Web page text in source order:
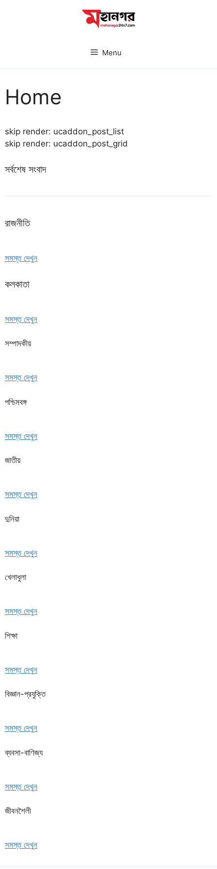
Menu
Home
skip render: ucaddon_post_list
skip render: ucaddon_post_grid
সর্বশেষ সংবাদ
রাজনীতি
সমস্ত দেখুন
কলকাতা
সমস্ত দেখুন
সম্পাদকীয়
সমস্ত দেখুন
পশ্চিমবঙ্গ
সমস্ত দেখুন
জাতীয়
সমস্ত দেখুন
দুনিয়া
সমস্ত দেখুন
খেলাধুলা
সমস্ত দেখুন
শিক্ষা
সমস্ত দেখুন
বিজ্ঞান-প্রযুক্তি
সমস্ত দেখুন
ব্যবসা-বাণিজ্য
সমস্ত দেখুন
জীবনশৈলী
সমস্ত দেখুন